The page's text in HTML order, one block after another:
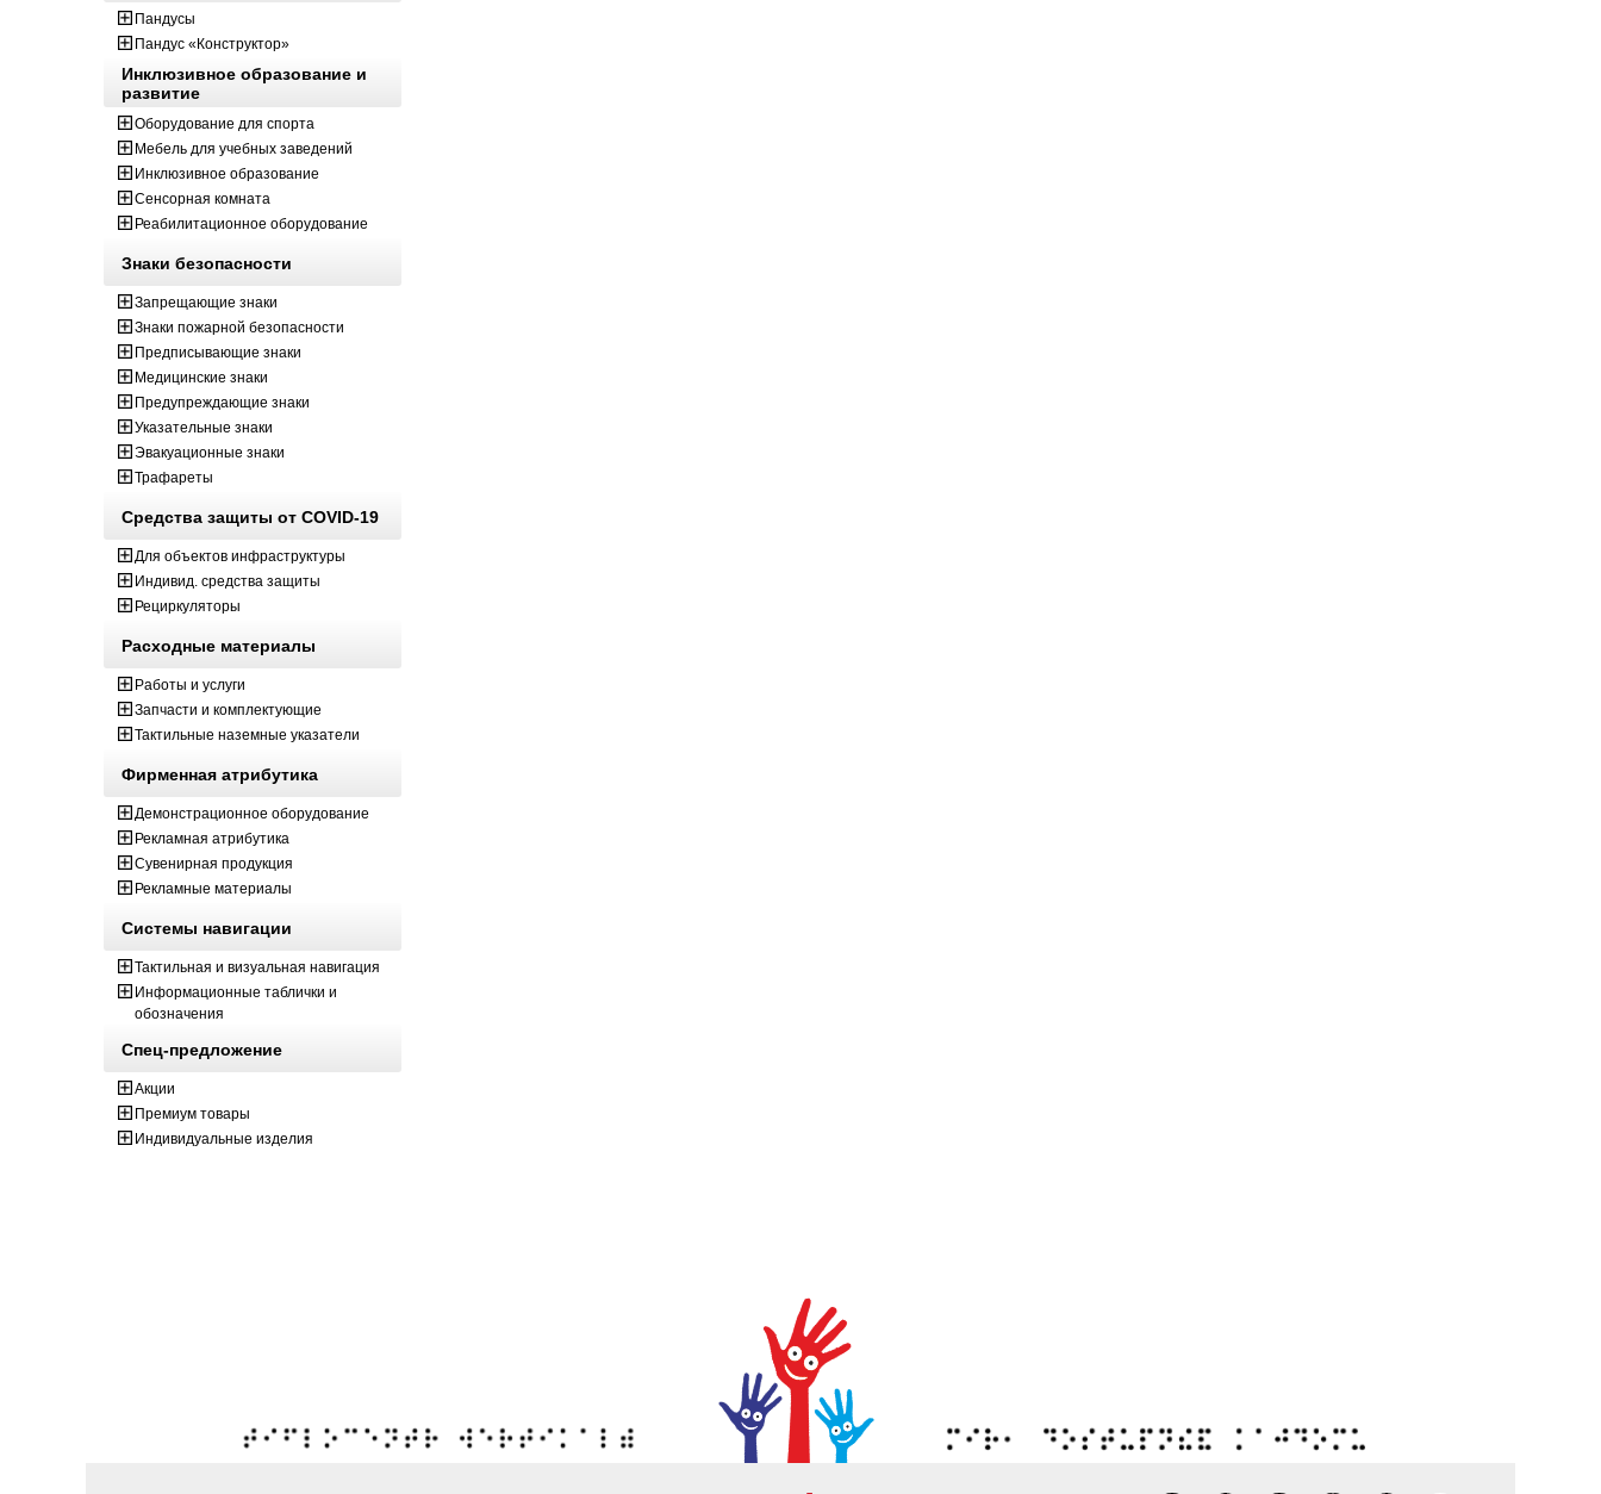
Пандусы
Пандус «Конструктор»
Инклюзивное образование и
развитие
Оборудование для спорта
Мебель для учебных заведений
Инклюзивное образование
Сенсорная комната
Реабилитационное оборудование
Знаки безопасности
Запрещающие знаки
Знаки пожарной безопасности
Предписывающие знаки
Медицинские знаки
Предупреждающие знаки
Указательные знаки
Эвакуационные знаки
Трафареты
Средства защиты от COVID-19
Для объектов инфраструктуры
Индивид. средства защиты
Рециркуляторы
Расходные материалы
Работы и услуги
Запчасти и комплектующие
Тактильные наземные указатели
Фирменная атрибутика
Демонстрационное оборудование
Рекламная атрибутика
Сувенирная продукция
Рекламные материалы
Системы навигации
Тактильная и визуальная навигация
Информационные таблички и
обозначения
Спец-предложение
Акции
Премиум товары
Индивидуальные изделия